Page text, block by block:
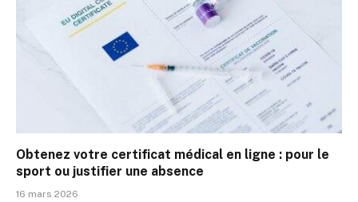
Obtenez votre certificat médical en ligne : pour le
sport ou justifier une absence
16 mars 2026